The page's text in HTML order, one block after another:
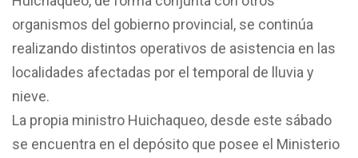
organismos del gobierno provincial, se continúa
realizando distintos operativos de asistencia en las
localidades afectadas por el temporal de lluvia y
nieve.
La propia ministro Huichaqueo, desde este sábado
se encuentra en el depósito que posee el Ministerio